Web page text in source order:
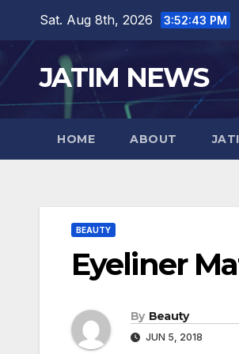
content
Sat. Aug 8th, 2026 3:52:44 PM
JATIM NEWS
HOME ABOUT
BEAUTY
Eyeliner
By Beauty
JUN 5, 2018